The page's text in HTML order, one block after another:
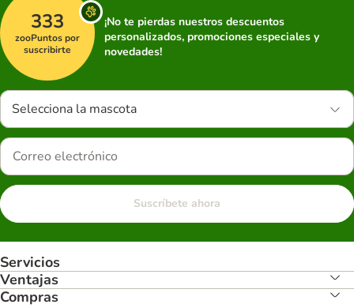
333
zooPuntos por
suscribirte
¡No te pierdas nuestros descuentos
personalizados, promociones especiales y
novedades!
Selecciona la mascota
Suscríbete ahora
Servicios
Ventajas
Compras